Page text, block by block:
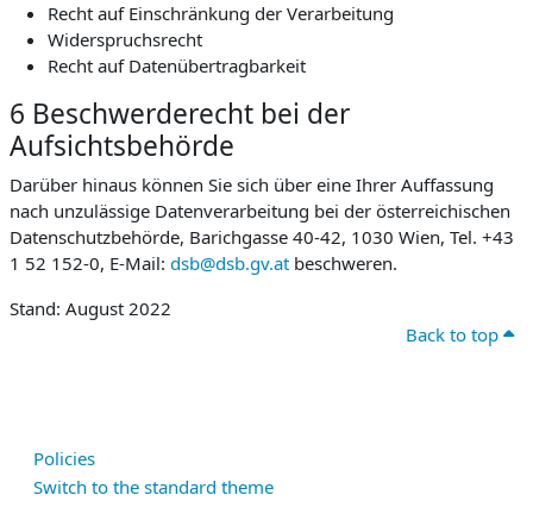
Recht auf Einschränkung der Verarbeitung
Widerspruchsrecht
Recht auf Datenübertragbarkeit
6 Beschwerderecht bei der
Aufsichtsbehörde
Darüber hinaus können Sie sich über eine Ihrer Auffassung
nach unzulässige Datenverarbeitung bei der österreichischen
Datenschutzbehörde, Barichgasse 40-42, 1030 Wien, Tel. +43
1 52 152-0, E-Mail: dsb@dsb.gv.at beschweren.
Stand: August 2022
Back to top
Policies
Switch to the standard theme